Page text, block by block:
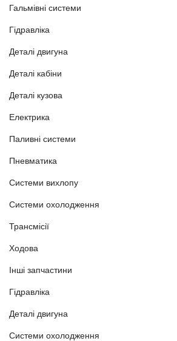
Гальмівні системи
Гідравліка
Деталі двигуна
Деталі кабіни
Деталі кузова
Електрика
Паливні системи
Пневматика
Системи вихлопу
Системи охолодження
Трансмісії
Ходова
Інші запчастини
Гідравліка
Деталі двигуна
Системи охолодження